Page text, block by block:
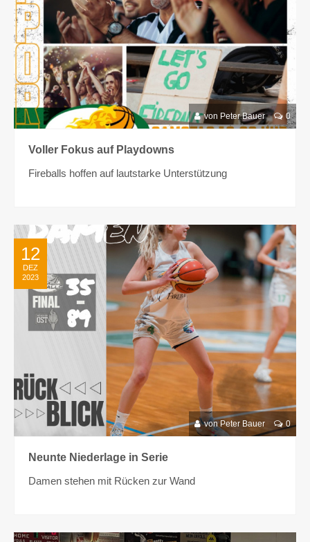
von Peter Bauer 0
Voller Fokus auf Playdowns
Fireballs hoffen auf lautstarke Unterstützung
12
DEZ
2023
von Peter Bauer 0
Neunte Niederlage in Serie
Damen stehen mit Rücken zur Wand